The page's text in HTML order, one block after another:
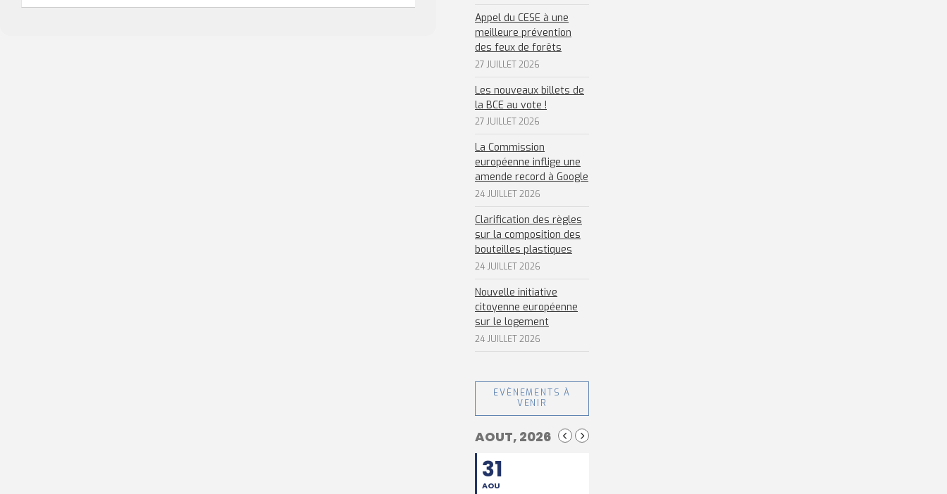
Appel du CESE à une
meilleure prévention
des feux de forêts
27 JUILLET 2026
Les nouveaux billets de
la BCE au vote !
27 JUILLET 2026
La Commission
européenne inflige une
amende record à Google
24 JUILLET 2026
Clarification des règles
sur la composition des
bouteilles plastiques
24 JUILLET 2026
Nouvelle initiative
citoyenne européenne
sur le logement
24 JUILLET 2026
EVÈNEMENTS À
VENIR
AOUT, 2026
31
AOU